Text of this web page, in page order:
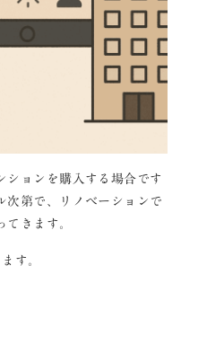
ションを購入する場合です
次第で、リノベーションで
てきます。
す。